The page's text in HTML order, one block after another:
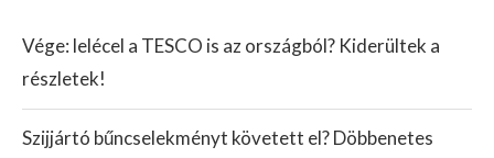
Vége: lelécel a TESCO is az országból? Kiderültek a
részletek!
Szijjártó bűncselekményt követett el? Döbbenetes